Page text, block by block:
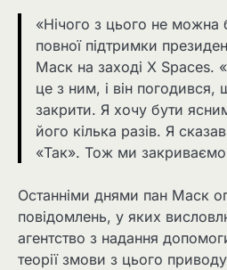
«Нічого з цього не можна
повної підтримки
Маск на заході X Spaces.
це з ним, і він погодився,
закрити. Я хочу бути
його кілька разів. Я
«Так». Тож ми
Останніми днями пан Маск
повідомлень, у яких
агентство з надання
теорії змови з цього